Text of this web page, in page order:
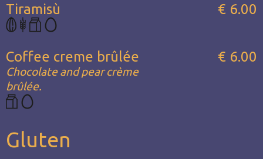
Tiramisù € 6.00
Coffee creme brûlée
Chocolate and pear crème
brûlée.
€ 6.00
Gluten